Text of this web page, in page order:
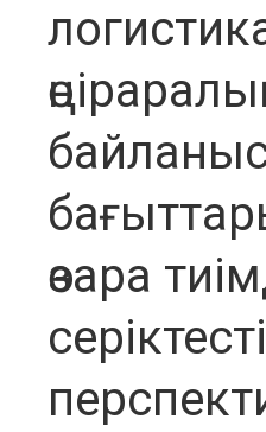
өзара